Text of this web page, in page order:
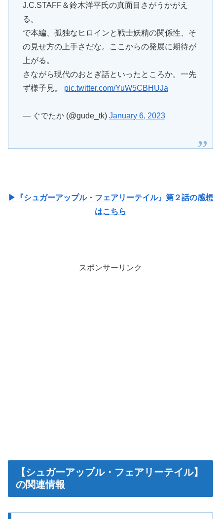
J.C.STAFF＆鈴木洋平氏の真面目さがうかがえ
る。
で本編、孤独なヒロインと戦士妖精の関係性、そ
の見せ方の上手さだな。ここからの発展に期待が
上がる。
さながら現代のおとぎ話といったところか。一先
ず様子見。 pic.twitter.com/YuW5CBHUJa
— ぐでたか (@gude_tk) January 6, 2023
▶『シュガーアップル・フェアリーテイル』第２話の感想
はこちら
スポンサーリンク
【シュガーアップル・フェアリーテイル】
の関連情報